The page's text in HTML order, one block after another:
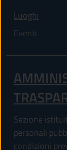
Luoghi
Eventi
Sezione
personali
condizioni